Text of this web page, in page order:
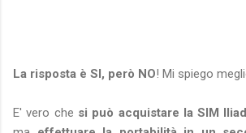
La risposta è SI, però NO! Mi spiego
E' vero che si può acquistare la SIM